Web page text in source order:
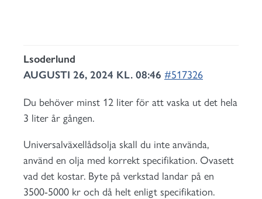
Lsoderlund
AUGUSTI 26, 2024 KL. 08:46 #517326
Du behöver minst 12 liter för att vaska ut det hela
3 liter år gången.
Universalväxellådsolja skall du inte använda,
använd en olja med korrekt specifikation. Ovasett
vad det kostar. Byte på verkstad landar på en
3500-5000 kr och då helt enligt specifikation.